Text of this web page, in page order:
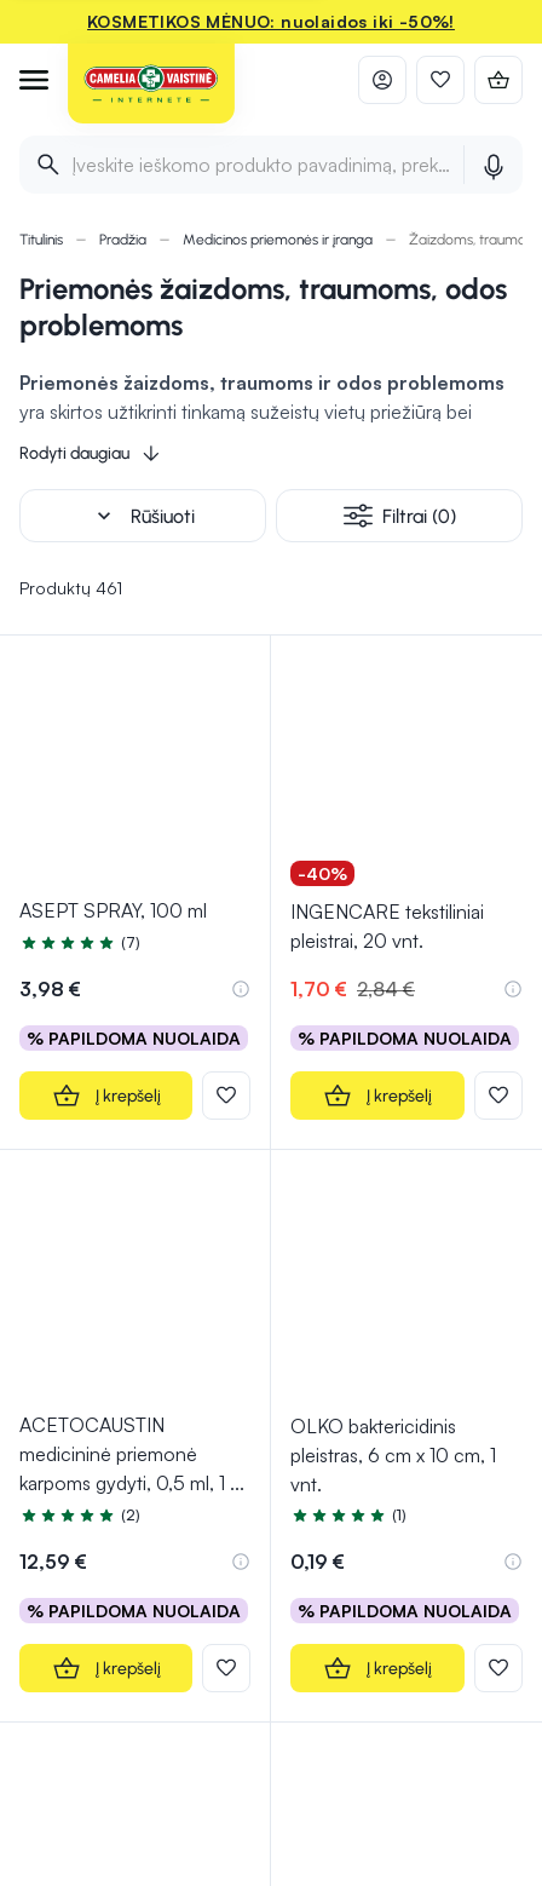
KOSMETIKOS MĖNUO: nuolaidos iki -50%!
Įveskite ieškomo produkto pavadinimą, prekės ženklą ir
Titulinis Pradžia Medicinos priemonės ir įranga Žaizdoms,
Priemonės žaizdoms, traumoms, odos
problemoms
Priemonės žaizdoms, traumoms ir odos problemoms
yra skirtos užtikrinti tinkamą sužeistų vietų priežiūrą bei
apsaugą. Payvzdžiui, bintai ir pleistrai skirti tvarstyti ir fiksuoti
sužeidimus, apsaugodami juos nuo nešvarumų ar bakterijų.
Geliai ir tepalai gali prisidėti prie greitesnio gijimo
slopindami uždegimą ar skausmą. Vata dažnai naudojama
priemonės yra nepakeičiamos tiek kasdieniame gyvenime,
Rodyti daugiau
expand_more Rūšiuoti Filtrai (0)
Produktų 461
ASEPT SPRAY, 100 ml
Įvertinimas 5.0 iš 5
(7)
3,98 €
% PAPILDOMA NUOLAIDA
Į krepšelį
-40%
INGENCARE tekstiliniai
pleistrai, 20 vnt.
1,70 € 2,84 €
% PAPILDOMA NUOLAIDA
Į krepšelį
ACETOCAUSTIN
medicininė priemonė
karpoms gydyti, 0,5 ml, 1 ...
Įvertinimas 5.0 iš 5
(2)
12,59 €
% PAPILDOMA NUOLAIDA
Į krepšelį
OLKO baktericidinis
pleistras, 6 cm x 10 cm, 1
vnt.
Įvertinimas 5.0 iš 5
(1)
0,19 €
% PAPILDOMA NUOLAIDA
Į krepšelį